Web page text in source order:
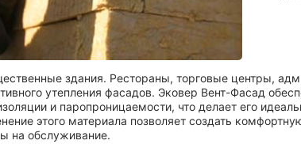
здания. Рестораны, торговые центры,
утепления фасадов. Эковер Вент-Фасад
и паропроницаемости, что делает его
этого материала позволяет создать
на обслуживание.